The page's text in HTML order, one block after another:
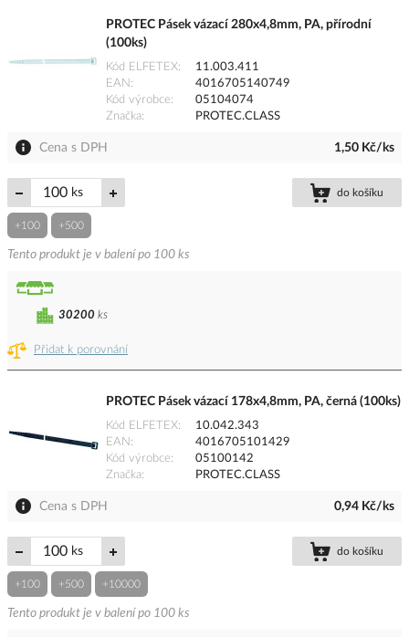
PROTEC Pásek vázací 280x4,8mm, PA, přírodní
(100ks)
Kód ELFETEX
11.003.411
EAN
4016705140749
Kód výrobce
05104074
Značka
PROTEC.CLASS
Cena s DPH 1,50 Kč/ks
ks do košíku
+100 +500
Tento produkt je v balení po 100 ks
Přidat k porovnání
30200 ks
PROTEC Pásek vázací 178x4,8mm, PA, černá (100ks)
Kód ELFETEX
10.042.343
EAN
4016705101429
Kód výrobce
05100142
Značka
PROTEC.CLASS
Cena s DPH 0,94 Kč/ks
ks do košíku
+100 +500 +10000
Tento produkt je v balení po 100 ks